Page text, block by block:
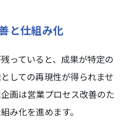
と仕組み化
っていると、成果が特定の
しての再現性が得られませ
画は営業プロセス改善のた
み化を進めます。